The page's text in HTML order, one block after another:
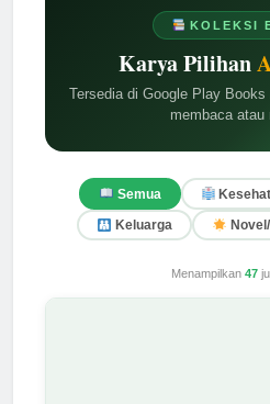
KOLEKSI
Karya Pilihan
Tersedia di Google Play
membaca atau
Semua
Keluarga
Menampilkan 47